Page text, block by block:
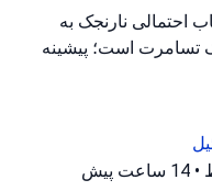
احتمالی نارنجک به
تسامرت است؛ پیشینه
• 14 ساعت پیش